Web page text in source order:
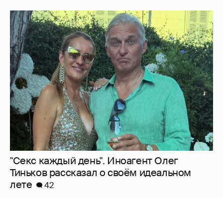
"Секс каждый день". Иноагент Олег
Тиньков рассказал о своём идеальном
лете
42